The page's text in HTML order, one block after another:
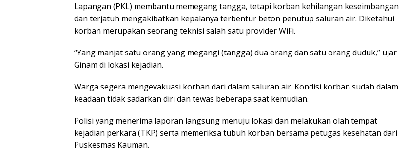
Lapangan (PKL) membantu memegang tangga, tetapi korban kehilangan keseimbangan
dan terjatuh mengakibatkan kepalanya terbentur beton penutup saluran air. Diketahui
korban merupakan seorang teknisi salah satu provider WiFi.
“Yang manjat satu orang yang megangi (tangga) dua orang dan satu orang duduk,” ujar
Ginam di lokasi kejadian.
Warga segera mengevakuasi korban dari dalam saluran air. Kondisi korban sudah dalam
keadaan tidak sadarkan diri dan tewas beberapa saat kemudian.
Polisi yang menerima laporan langsung menuju lokasi dan melakukan olah tempat
kejadian perkara (TKP) serta memeriksa tubuh korban bersama petugas kesehatan dari
Puskesmas Kauman.